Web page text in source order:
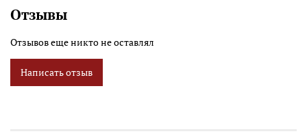
Отзывы
Отзывов еще никто не оставлял
Написать отзыв